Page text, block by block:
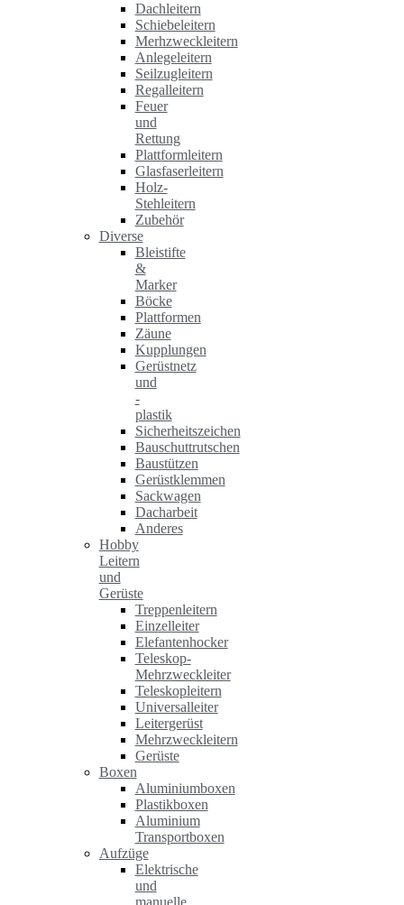
Dachleitern
Schiebeleitern
Merhzweckleitern
Anlegeleitern
Seilzugleitern
Regalleitern
Feuer
und
Rettung
Plattformleitern
Glasfaserleitern
Holz-
Stehleitern
Zubehör
Diverse
Bleistifte
&
Marker
Böcke
Plattformen
Zäune
Kupplungen
Gerüstnetz
und
-
plastik
Sicherheitszeichen
Bauschuttrutschen
Baustützen
Gerüstklemmen
Sackwagen
Dacharbeit
Anderes
Hobby
Leitern
und
Gerüste
Treppenleitern
Einzelleiter
Elefantenhocker
Teleskop-
Mehrzweckleiter
Teleskopleitern
Universalleiter
Leitergerüst
Mehrzweckleitern
Gerüste
Boxen
Aluminiumboxen
Plastikboxen
Aluminium
Transportboxen
Aufzüge
Elektrische
und
manuelle